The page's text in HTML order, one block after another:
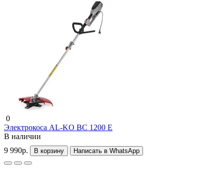
0
Электрокоса AL-KO BC 1200 E
В наличии
9 990р.
В корзину Написать в WhatsApp